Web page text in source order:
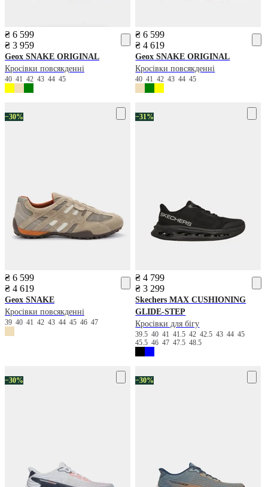
₴ 6 599
₴ 3 959
Geox SNAKE ORIGINAL
Кросівки повсякденні
40 41 42 43 44 45
₴ 6 599
₴ 4 619
Geox SNAKE ORIGINAL
Кросівки повсякденні
404142434445
−30%
₴ 6 599
₴ 4 619
Geox SNAKE
Кросівки повсякденні
39 40 41 42 43 44 45 46 47
−31%
₴ 4 799
₴ 3 299
Skechers MAX CUSHIONING
GLIDE-STEP
Кросівки для бігу
39.5404141.54242.5434445
45.5464747.548.5
−30% −30%